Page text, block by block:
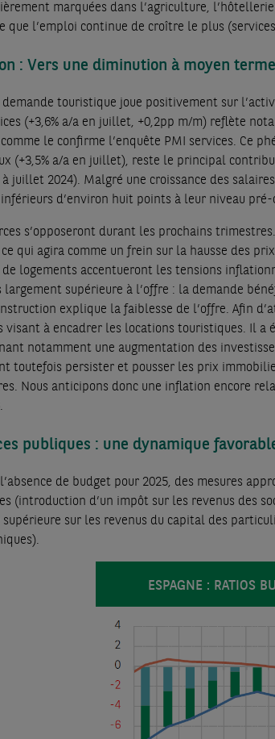
marquées dans l’agriculture,
que l’emploi continue de croître le plus
: Vers une diminution à moyen terme
touristique joue positivement sur
(+3,6% a/a en juillet, +0,2pp m/m) reflète
le confirme l’enquête PMI services. Ce
(+3,5% a/a en juillet), reste le principal
juillet 2024). Malgré une croissance des
d’environ huit points à leur niveau
s’opposeront durant les prochains
ce qui agira comme un frein sur la hausse des
logements accentueront les tensions
largement supérieure à l’offre : la demande
explique la faiblesse de l’offre. Afin
visant à encadrer les locations touristiques. Il
notamment une augmentation des
toutefois persister et pousser les prix
Nous anticipons donc une inflation encore
publiques : une dynamique
de budget pour 2025, des mesures
(introduction d’un impôt sur les revenus des
sur les revenus du capital des
ESPAGNE : RATIOS